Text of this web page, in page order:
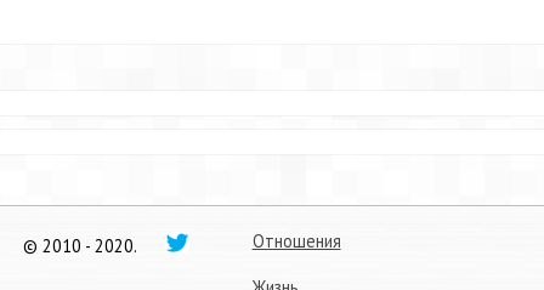
© 2010 - 2020.
Отношения